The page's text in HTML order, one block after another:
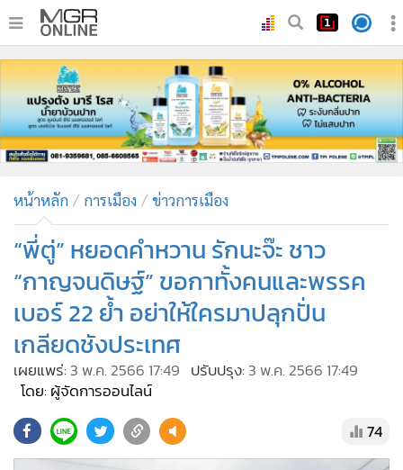
หน้าหลัก
• ทันเหตุการณ์
• ภาคใต้
• ภูมิภาค
• บันเทิง
ผู้จัดการรายวัน
คอลัมนิสต์
ละคร
• CbizReview
• Cyber BIZ
• ผู้จัดกวน
Good health & Well-being
• Green Innovation & SD
• Management & HR
หน้าหลัก การเมือง ข่าวการเมือง
“พี่ตู่” หยอดคำหวาน รักนะจ๊ะ ชาว
“กาญจนดิษฐ์” ขอกาทั้งคนและพรรค
เบอร์ 22 ย้ำ อย่าให้ใครมาปลุกปั่น
เกลียดชังประเทศ
เผยแพร่: 3 พ.ค. 2566 17:49 ปรับปรุง: 3 พ.ค. 2566 17:49
โดย: ผู้จัดการออนไลน์
74